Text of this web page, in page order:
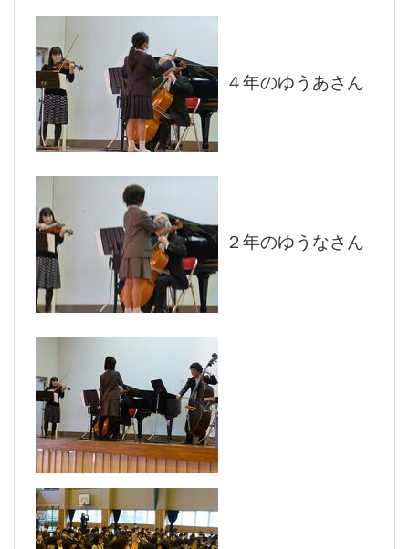
４年のゆうあさん
２年のゆうなさん